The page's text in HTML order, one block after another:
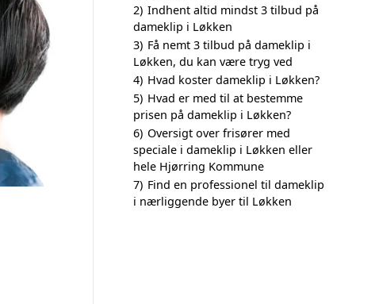
2) Indhent altid mindst 3 tilbud på
dameklip i Løkken
3) Få nemt 3 tilbud på dameklip i
Løkken, du kan være tryg ved
4) Hvad koster dameklip i Løkken?
5) Hvad er med til at bestemme
prisen på dameklip i Løkken?
6) Oversigt over frisører med
speciale i dameklip i Løkken eller
hele Hjørring Kommune
7) Find en professionel til dameklip
i nærliggende byer til Løkken